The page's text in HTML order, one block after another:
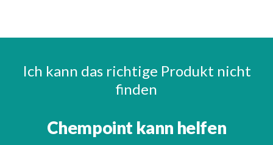
Ich kann das richtige Produkt nicht
finden
Chempoint kann helfen